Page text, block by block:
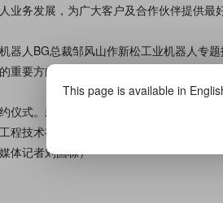
业务发展，为广大客户及合作伙伴提供最
器人BG总裁邹风山作新松工业机器人专
重要方向。
仪式。新松公司分别与秦皇岛中秦智能
程技术有限公司签署《项目合作协议》。
体记者刘国栋）
This page is available in